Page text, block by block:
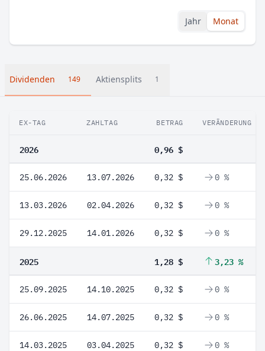
Jahr Monat
Dividenden 149 Aktiensplits 1
EX-TAG ZAHLTAG BETRAG VERÄNDERUNG
2026 0,96 $
25.06.2026 13.07.2026 0,32 $ 0 %
13.03.2026 02.04.2026 0,32 $ 0 %
29.12.2025 14.01.2026 0,32 $ 0 %
2025 1,28 $ 3,23 %
25.09.2025 14.10.2025 0,32 $ 0 %
26.06.2025 14.07.2025 0,32 $ 0 %
14.03.2025 03.04.2025 0,32 $ 0 %